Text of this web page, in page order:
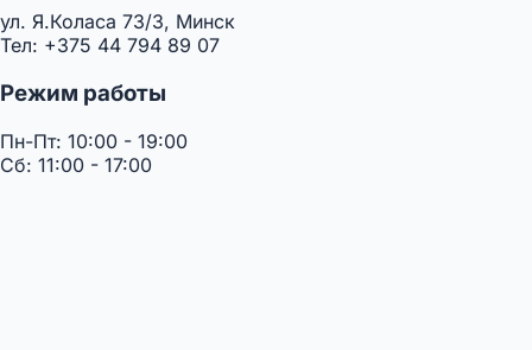
ул. Я.Коласа 73/3, Минск
Тел: +375 44 794 89 07
Режим работы
Пн-Пт: 10:00 - 19:00
Сб: 11:00 - 17:00